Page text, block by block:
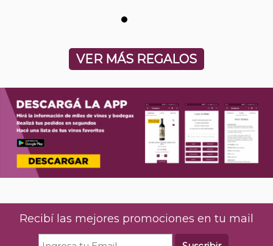
VER MÁS REGALOS
Recibí las mejores promociones en tu mail